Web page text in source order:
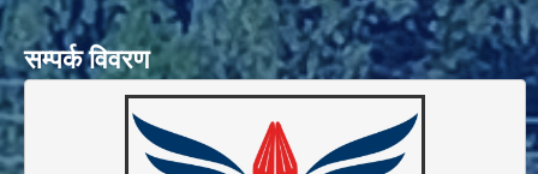
सम्पर्क विवरण